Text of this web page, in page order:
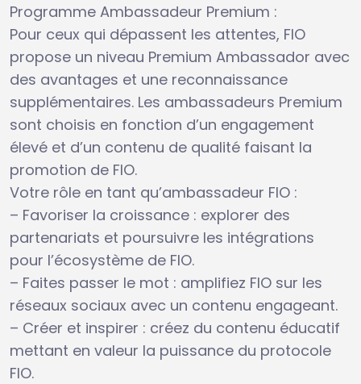
Programme Ambassadeur Premium :
Pour ceux qui dépassent les attentes, FIO
propose un niveau Premium Ambassador avec
des avantages et une reconnaissance
supplémentaires. Les ambassadeurs Premium
sont choisis en fonction d’un engagement
élevé et d’un contenu de qualité faisant la
promotion de FIO.
Votre rôle en tant qu’ambassadeur FIO :
– Favoriser la croissance : explorer des
partenariats et poursuivre les intégrations
pour l’écosystème de FIO.
– Faites passer le mot : amplifiez FIO sur les
réseaux sociaux avec un contenu engageant.
– Créer et inspirer : créez du contenu éducatif
mettant en valeur la puissance du protocole
FIO.